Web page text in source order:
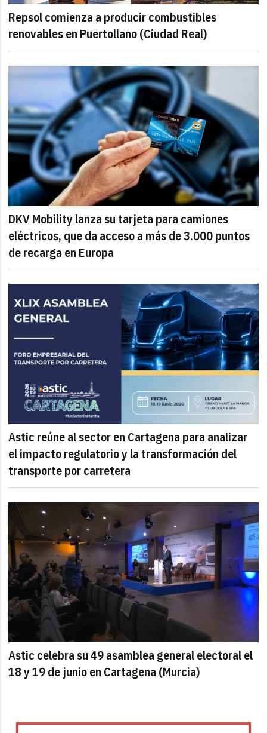
Repsol comienza a producir combustibles
renovables en Puertollano (Ciudad Real)
DKV Mobility lanza su tarjeta para camiones
eléctricos, que da acceso a más de 3.000 puntos
de recarga en Europa
Astic reúne al sector en Cartagena para analizar
el impacto regulatorio y la transformación del
transporte por carretera
Astic celebra su 49 asamblea general electoral el
18 y 19 de junio en Cartagena (Murcia)